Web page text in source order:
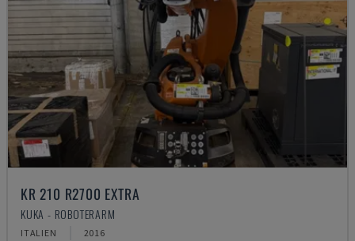
KR 210 R2700 EXTRA
KUKA - ROBOTERARM
ITALIEN 2016